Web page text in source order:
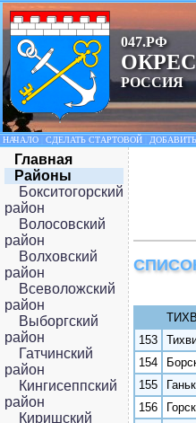
047.РФ
РОССИЯ
НАЧАЛО СДЕЛАТЬ СТАРТОВОЙ
Главная
Районы
Бокситогорский
район
Волосовский
район
Волховский
район
Всеволожский
район
Выборгский
район
Гатчинский
район
Кингисеппский
район
Киришский
153
154
155
156